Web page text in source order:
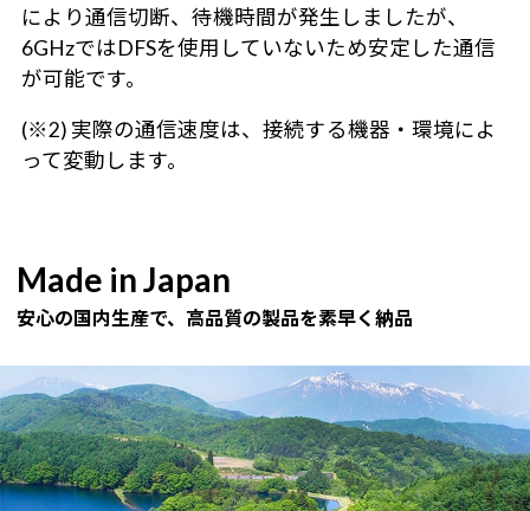
により通信切断、待機時間が発生しましたが、
6GHzではDFSを使用していないため安定した通信
が可能です。
(※2) 実際の通信速度は、接続する機器・環境によ
って変動します。
Made in Japan
安心の国内生産で、高品質の製品を素早く納品